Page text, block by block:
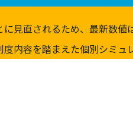
見直されるため、最新数
内容を踏まえた個別シミュ